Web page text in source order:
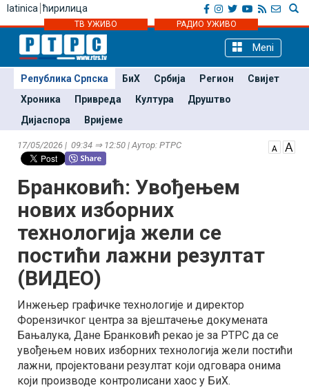
latinica ћирилица
ТВ УЖИВО РАДИО УЖИВО
Meni
Република Српска БиХ Србија Регион
Свијет
Хроника
Привреда Култура
Друштво
Дијаспора
Вријеме
17/05/2026 | 09:34 ⇒ 12:50 | Аутор: РТРС
Бранковић: Увођењем
нових изборних
технологија жели се
постићи лажни резултат
(ВИДЕО)
Инжењер графичке технологије и директор
Форензичког центра за вјештачење докумената
Бањалука, Дане Бранковић рекао је за РТРС да се
увођењем нових изборних технологија жели постићи
лажни, пројектовани резултат који одговара онима
који производе контролисани хаос у БиХ.